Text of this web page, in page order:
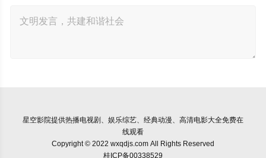
星空影院提供热播电视剧、娱乐综艺、经典动漫、高清电影大全免费在
线观看
Copyright © 2022 wxqdjs.com All Rights Reserved
桂ICP备00338529